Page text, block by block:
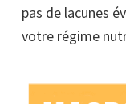
pas de lacunes
votre régime